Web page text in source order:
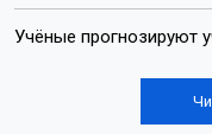
Учёные прогнозируют